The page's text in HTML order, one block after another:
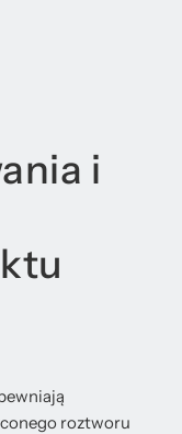
i
roztworu